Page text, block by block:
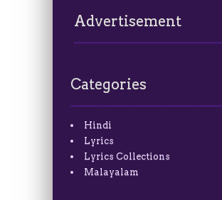
Advertisement
Categories
Hindi
Lyrics
Lyrics Collections
Malayalam